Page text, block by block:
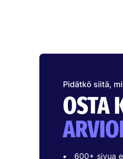
Pidätkö siitä,
OSTA
600+ sivua